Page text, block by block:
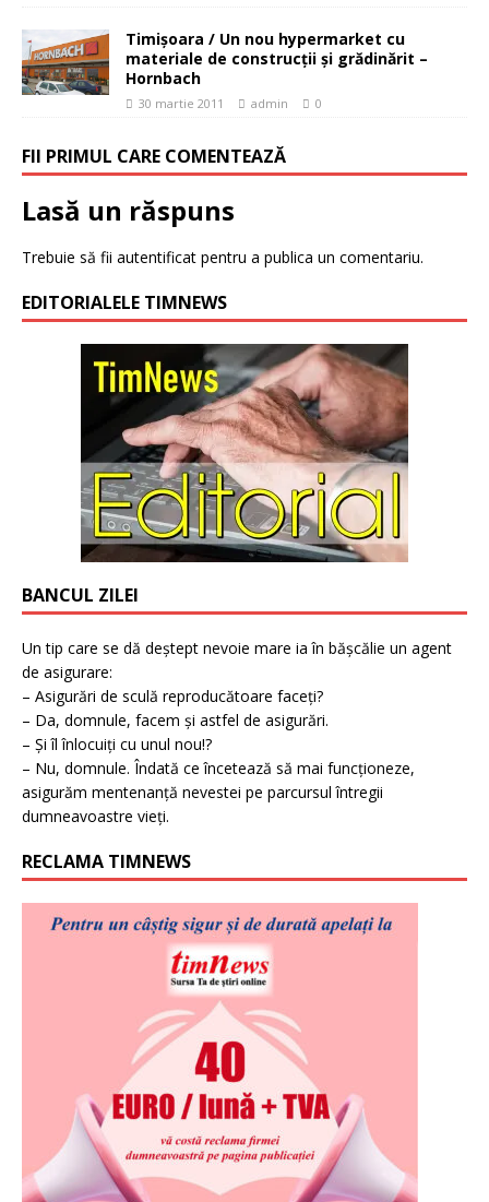
Timişoara / Un nou hypermarket cu
materiale de construcţii şi grădinărit –
Hornbach
30 martie 2011 admin 0
FII PRIMUL CARE COMENTEAZĂ
Lasă un răspuns
Trebuie să fii autentificat pentru a publica un comentariu.
EDITORIALELE TIMNEWS
BANCUL ZILEI
Un tip care se dă deștept nevoie mare ia în bășcălie un agent
de asigurare:
– Asigurări de sculă reproducătoare faceți?
– Da, domnule, facem și astfel de asigurări.
– Și îl înlocuiți cu unul nou!?
– Nu, domnule. Îndată ce încetează să mai funcționeze,
asigurăm mentenanță nevestei pe parcursul întregii
dumneavoastre vieți.
RECLAMA TIMNEWS